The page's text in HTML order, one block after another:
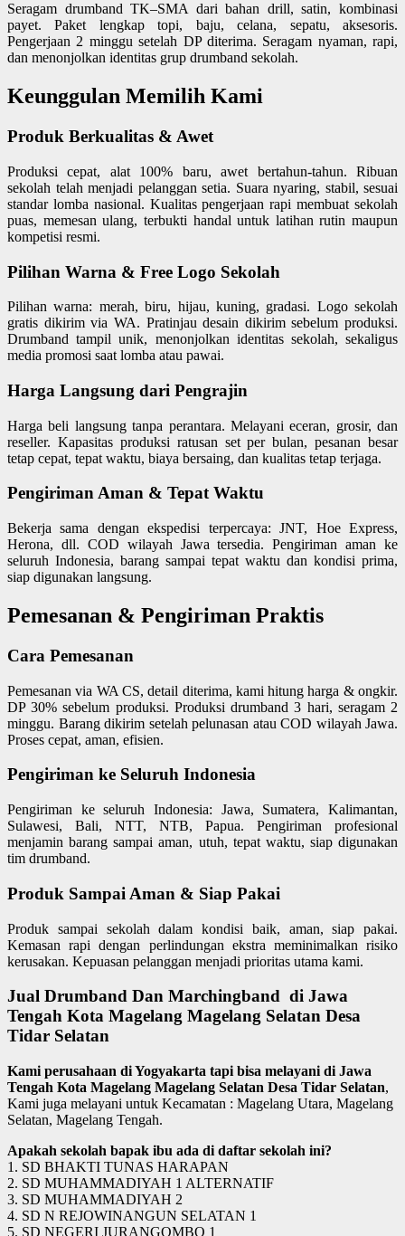
Seragam drumband TK–SMA dari bahan drill, satin, kombinasi
payet. Paket lengkap topi, baju, celana, sepatu, aksesoris.
Pengerjaan 2 minggu setelah DP diterima. Seragam nyaman, rapi,
dan menonjolkan identitas grup drumband sekolah.
Keunggulan Memilih Kami
Produk Berkualitas & Awet
Produksi cepat, alat 100% baru, awet bertahun-tahun. Ribuan
sekolah telah menjadi pelanggan setia. Suara nyaring, stabil, sesuai
standar lomba nasional. Kualitas pengerjaan rapi membuat sekolah
puas, memesan ulang, terbukti handal untuk latihan rutin maupun
kompetisi resmi.
Pilihan Warna & Free Logo Sekolah
Pilihan warna: merah, biru, hijau, kuning, gradasi. Logo sekolah
gratis dikirim via WA. Pratinjau desain dikirim sebelum produksi.
Drumband tampil unik, menonjolkan identitas sekolah, sekaligus
media promosi saat lomba atau pawai.
Harga Langsung dari Pengrajin
Harga beli langsung tanpa perantara. Melayani eceran, grosir, dan
reseller. Kapasitas produksi ratusan set per bulan, pesanan besar
tetap cepat, tepat waktu, biaya bersaing, dan kualitas tetap terjaga.
Pengiriman Aman & Tepat Waktu
Bekerja sama dengan ekspedisi terpercaya: JNT, Hoe Express,
Herona, dll. COD wilayah Jawa tersedia. Pengiriman aman ke
seluruh Indonesia, barang sampai tepat waktu dan kondisi prima,
siap digunakan langsung.
Pemesanan & Pengiriman Praktis
Cara Pemesanan
Pemesanan via WA CS, detail diterima, kami hitung harga & ongkir.
DP 30% sebelum produksi. Produksi drumband 3 hari, seragam 2
minggu. Barang dikirim setelah pelunasan atau COD wilayah Jawa.
Proses cepat, aman, efisien.
Pengiriman ke Seluruh Indonesia
Pengiriman ke seluruh Indonesia: Jawa, Sumatera, Kalimantan,
Sulawesi, Bali, NTT, NTB, Papua. Pengiriman profesional
menjamin barang sampai aman, utuh, tepat waktu, siap digunakan
tim drumband.
Produk Sampai Aman & Siap Pakai
Produk sampai sekolah dalam kondisi baik, aman, siap pakai.
Kemasan rapi dengan perlindungan ekstra meminimalkan risiko
kerusakan. Kepuasan pelanggan menjadi prioritas utama kami.
Jual Drumband Dan Marchingband di Jawa
Tengah Kota Magelang Magelang Selatan Desa
Tidar Selatan
Kami perusahaan di Yogyakarta tapi bisa melayani di Jawa
Tengah Kota Magelang Magelang Selatan Desa Tidar Selatan,
Kami juga melayani untuk Kecamatan : Magelang Utara, Magelang
Selatan, Magelang Tengah.
Apakah sekolah bapak ibu ada di daftar sekolah ini?
1. SD BHAKTI TUNAS HARAPAN
2. SD MUHAMMADIYAH 1 ALTERNATIF
3. SD MUHAMMADIYAH 2
4. SD N REJOWINANGUN SELATAN 1
5. SD NEGERI JURANGOMBO 1